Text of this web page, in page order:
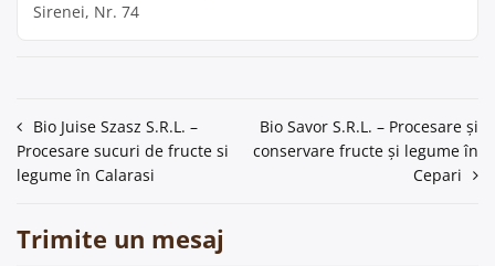
Sirenei, Nr. 74
Navigare
în
Bio Juise Szasz S.R.L. –
Procesare sucuri de fructe si
legume în Calarasi
Bio Savor S.R.L. – Procesare și
conservare fructe și legume în
Cepari
Trimite un mesaj